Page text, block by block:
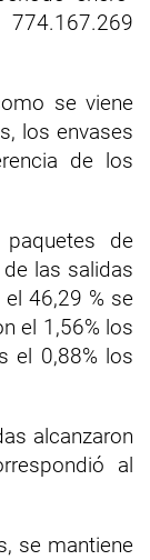
se viene
los envases
de los
de
las salidas
46,29 % se
el 1,56% los
el 0,88% los
alcanzaron
al
se mantiene